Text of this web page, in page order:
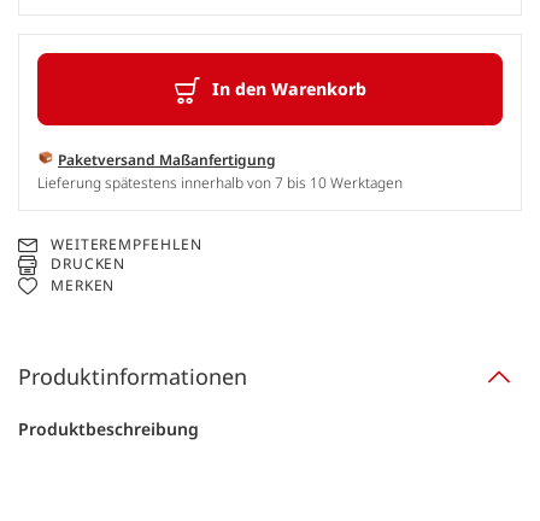
In den Warenkorb
Paketversand Maßanfertigung
Lieferung spätestens innerhalb von 7 bis 10 Werktagen
WEITEREMPFEHLEN
DRUCKEN
MERKEN
Produktinformationen
Produktbeschreibung